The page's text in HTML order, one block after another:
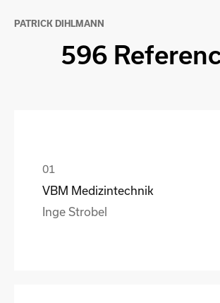
PATRICK DIHLMANN
596
VBM Medizintechnik
Inge Strobel